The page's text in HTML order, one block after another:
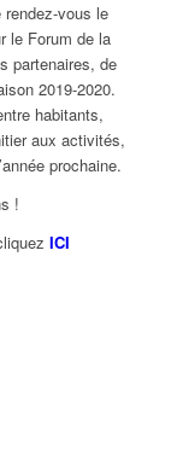
rendez-vous le
le Forum de la
partenaires, de
2019-2020.
habitants,
aux activités,
prochaine.
!
ICI